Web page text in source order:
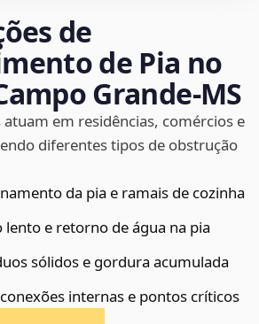
de
de Pia no
Grande‑MS
atuam em residências, comércios e
diferentes tipos de obstrução
da pia e ramais de cozinha
lento e retorno de água na pia
sólidos e gordura acumulada
internas e pontos críticos